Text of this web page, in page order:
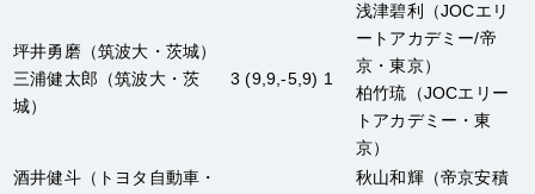
坪井勇磨（筑波大・茨城）
三浦健太郎 （筑波大・茨
城）
3 (9,9,-5,9) 1
浅津碧利
（JOCエリ
ートアカデミー/帝
京・東京）
柏竹琉 （JOCエリー
トアカデミー・東
京）
酒井健斗（トヨタ自動車・
秋山和輝（帝京安積